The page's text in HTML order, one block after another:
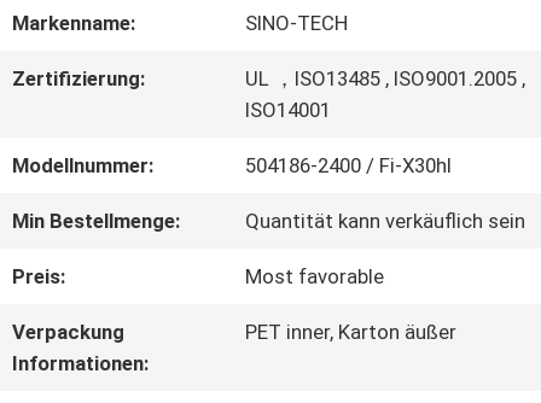
QUALITÄTSKONTROLLE
KONTAKT
Markenname: SINO-TECH
Zertifizierung:
UL ，ISO13485 , ISO9001.2005 ,
ISO14001
Modellnummer: 504186-2400 / Fi-X30hl
Min Bestellmenge: Quantität kann verkäuflich sein
Preis: Most favorable
Verpackung
Informationen:
PET inner, Karton äußer